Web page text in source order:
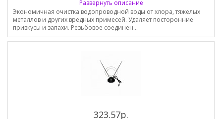
Развернуть описание
Экономичная очистка водопроводной воды от хлора, тяжелых
металлов и других вредных примесей. Удаляет посторонние
привкусы и запахи. Резьбовое соединен...
323.57р.